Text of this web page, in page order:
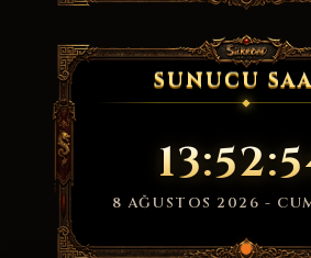
SUNUCU
8 AĞUSTOS 2026 -